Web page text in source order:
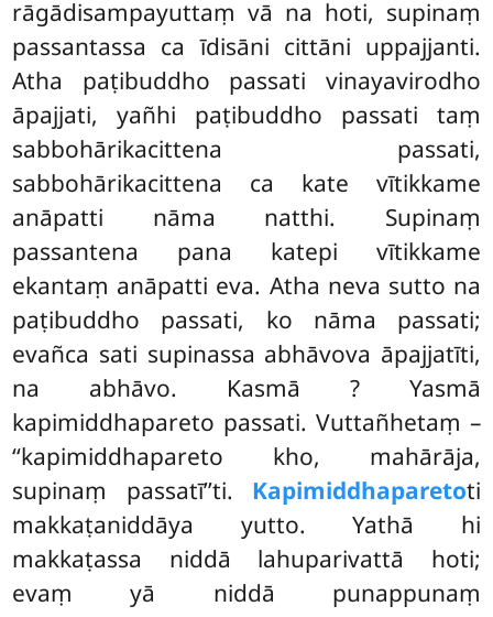
rāgādisampayuttaṃ vā na hoti, supinaṃ
passantassa ca īdisāni cittāni uppajjanti.
Atha paṭibuddho passati vinayavirodho
āpajjati, yañhi paṭibuddho passati taṃ
sabbohārikacittena passati,
sabbohārikacittena ca kate vītikkame
anāpatti nāma natthi. Supinaṃ
passantena pana katepi vītikkame
ekantaṃ anāpatti eva. Atha neva sutto na
paṭibuddho passati, ko nāma passati;
evañca sati supinassa abhāvova āpajjatīti,
na abhāvo. Kasmā ? Yasmā
kapimiddhapareto passati. Vuttañhetaṃ –
‘‘kapimiddhapareto kho, mahārāja,
supinaṃ passatī’’ti. Kapimiddhaparetoti
makkaṭaniddāya yutto. Yathā hi
makkaṭassa niddā lahuparivattā hoti;
evaṃ yā niddā punappunaṃ